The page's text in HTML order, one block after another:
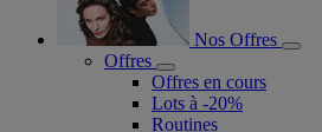
Nos Offres
Offres
Offres en cours
Lots à -20%
Routines